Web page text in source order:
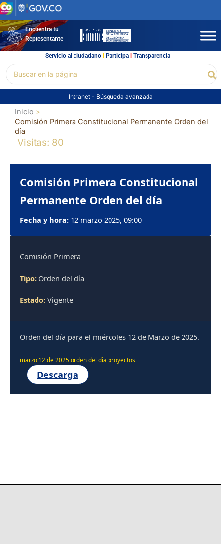
Ir
al
contenidoEncuentra tu
Representante
Servicio al ciudadano l Participal Transparencia
por:
Intranet - Búsqueda avanzada
Inicio
Comisión Primera Constitucional Permanente Orden del
día
Visitas: 80
Comisión Primera Constitucional
Permanente Orden del día
Fecha y hora: 12 marzo 2025, 09:00
Comisión Primera
Tipo: Orden del día
Estado: Vigente
Orden del día para el miércoles 12 de Marzo de 2025.
marzo 12 de 2025 orden del dia proyectos
Descarga